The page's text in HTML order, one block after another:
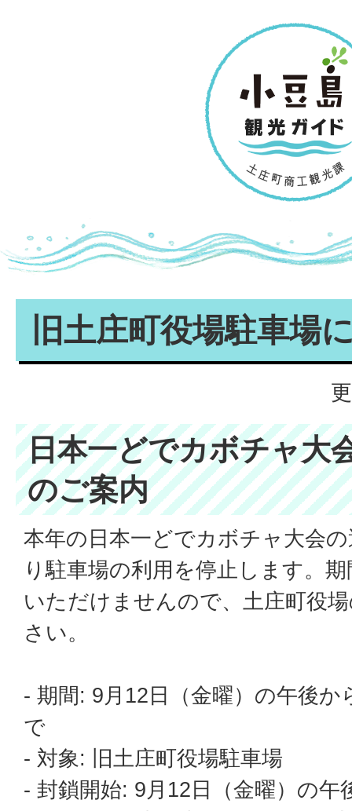
旧土庄町役場駐車場
日本一どでカボチャ大
のご案内
本年の日本一どでカボチャ大会
り駐車場の利用を停止します。
いただけませんので、土庄町役
さい。
- 期間: 9月12日（金曜）の午後か
で
- 対象: 旧土庄町役場駐車場
- 封鎖開始: 9月12日（金曜）の午